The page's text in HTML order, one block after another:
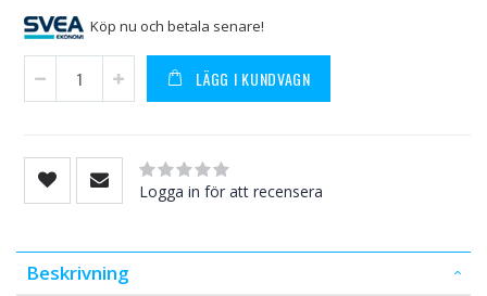
Köp nu och betala senare!
LÄGG I KUNDVAGN
Rating:
0% of100
Logga in för att recensera
Beskrivning